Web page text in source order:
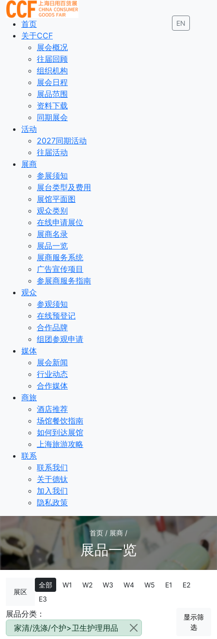
EN
首页
关于CCF
展会概况
往届回顾
组织机构
展会日程
展品范围
资料下载
同期展会
活动
2027同期活动
往届活动
展商
参展须知
展台类型及费用
展馆平面图
观众类别
在线申请展位
展商名录
展品一览
展商服务系统
广告宣传项目
参展商服务指南
观众
参观须知
在线预登记
合作品牌
组团参观申请
媒体
展会新闻
行业动态
合作媒体
商旅
酒店推荐
场馆餐饮指南
如何到达展馆
上海旅游攻略
联系
联系我们
关于德钛
加入我们
隐私政策
首页 / 展商 /
展品一览
展区
全部 W1 W2 W3 W4 W5 E1
E2
E3
展品分类：
家清/洗涤/个护>卫生护理用品
显示筛
选